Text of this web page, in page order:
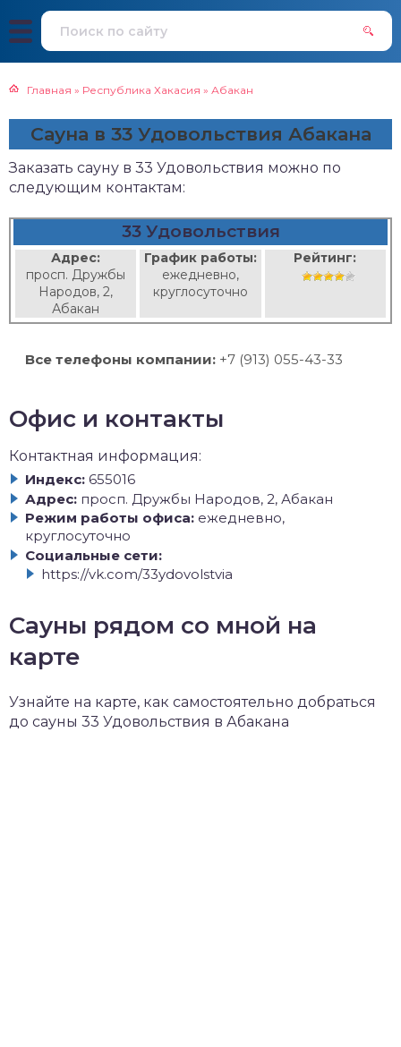
Главная » Республика Хакасия » Абакан
Сауна в 33 Удовольствия Абакана
Заказать сауну в 33 Удовольствия можно по
следующим контактам:
33 Удовольствия
Адрес:
просп. Дружбы
Народов, 2,
Абакан
График работы:
ежедневно,
круглосуточно
Рейтинг:
Все телефоны компании: +7 (913) 055-43-33
Офис и контакты
Контактная информация:
Индекс: 655016
Адрес: просп. Дружбы Народов, 2, Абакан
Режим работы офиса: ежедневно,
круглосуточно
Социальные сети:
https://vk.com/33ydovolstvia
Сауны рядом со мной на
карте
Узнайте на карте, как самостоятельно добраться
до сауны 33 Удовольствия в Абакана